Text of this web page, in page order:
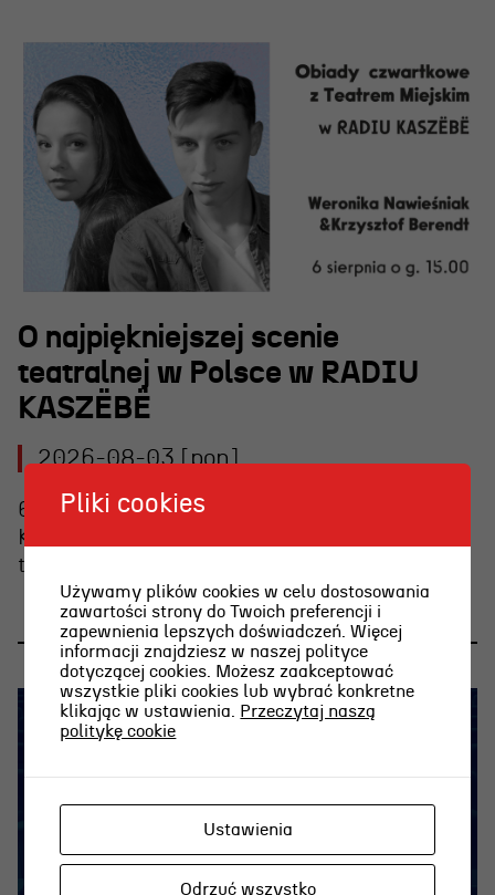
Polecamy
OSIECKA. ARCHIPELAGI
reż. Jacek Bała
O najpiękniejszej scenie
teatralnej w Polsce w RADIU
KASZËBË
2026-08-03 [pon]
6 sierpnia o g. 15.00 Weronika Nawieśniak i
Krzysztof Berendt opowiedzą o emocjach
towarzyszących graniu na wieczornej plaży.
Pliki cookies
Używamy plików cookies w celu dostosowania
zawartości strony do Twoich preferencji i
zapewnienia lepszych doświadczeń. Więcej
informacji znajdziesz w naszej polityce
dotyczącej cookies. Możesz zaakceptować
wszystkie pliki cookies lub wybrać konkretne
klikając w ustawienia. Przeczytaj naszą
politykę cookie
Ustawienia
Odrzuć wszystko